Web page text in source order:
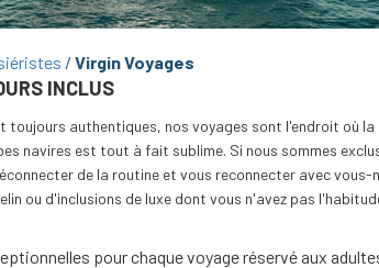
Virgin Voyages
INCLUS
toujours authentiques, nos voyages sont l'endroit où
navires est tout à fait sublime. Si nous sommes
de la routine et vous reconnecter avec
ou d'inclusions de luxe dont vous n'avez pas
pour chaque voyage réservé aux